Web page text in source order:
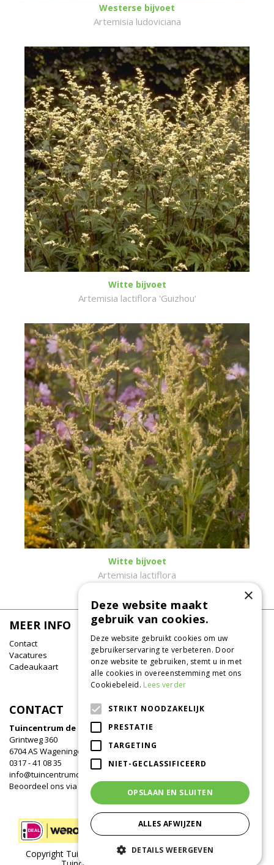
Westerse bijvoet
Artemisia ludoviciana
Witte bijvoet
Artemisia lactiflora 'Guizhou'
Witte bijvoet
Artemisia lactiflora
MEER INFO
Contact
Vacatures
Cadeaukaart
CONTACT
Tuincentrum de Oude Tol
Grintweg 360
6704 AS Wageningen
0317 - 41 08 35
info@tuincentrumdeoudetol.nl
Beoordeel ons via
Google
Copyright Tuincentrum de Oude Tol /Green Solutions
×
Deze website maakt
gebruik van cookies.
Deze website gebruikt cookies om uw
gebruikerservaring te verbeteren. Door
onze website te gebruiken, stemt u in met
alle cookies in overeenstemming met ons
Cookiebeleid. Lees verder
STRIKT NOODZAKELIJK
PRESTATIE
TARGETING
NIET-GECLASSIFICEERD
OPSLAAN EN SLUITEN
ALLES AFWIJZEN
DETAILS WEERGEVEN